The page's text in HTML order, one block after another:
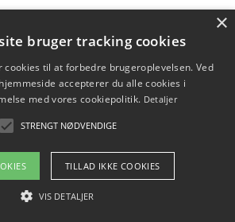
CO2-udledning påvirker vores
Blog Betingelser
×
bruger tracking cookies
cookies til at forbedre brugeroplevelsen. Ved
accepterer du alle cookies i
med vores cookiepolitik. Detaljer
STRENGT NØDVENDIGE
TILLAD IKKE COOKIES
VIS DETALJER